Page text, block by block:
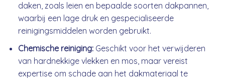
daken, zoals leien en bepaalde soorten dakpannen,
waarbij een lage druk en gespecialiseerde
reinigingsmiddelen worden gebruikt.
Chemische reiniging:Geschikt voor het verwijderen
van hardnekkige vlekken en mos, maar vereist
expertise om schade aan het dakmateriaal te